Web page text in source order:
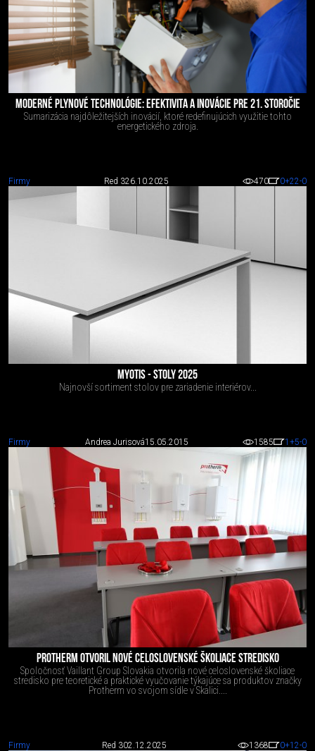
MODERNÉ PLYNOVÉ TECHNOLÓGIE: EFEKTIVITA A INOVÁCIE PRE 21. STOROČIE
Sumarizácia najdôležitejších inovácií, ktoré redefinujúcich využitie tohto
energetického zdroja.
Firmy Red 326.10.2025 470 0+22-0
MYOTIS - STOLY 2025
Najnovší sortiment stolov pre zariadenie interiérov...
Firmy Andrea Jurisová15.05.2015 1585 1 +5-0
PROTHERM OTVORIL NOVÉ CELOSLOVENSKÉ ŠKOLIACE STREDISKO
Spoločnosť Vaillant Group Slovakia otvorila nové celoslovenské školiace
stredisko pre teoretické a praktické vyučovanie týkajúce sa produktov značky
Protherm vo svojom sídle v Skalici....
Firmy Red 302.12.2025 1368 0+12-0